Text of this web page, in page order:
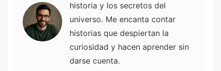
historia y los secretos del
universo. Me encanta contar
historias que despiertan la
curiosidad y hacen aprender sin
darse cuenta.